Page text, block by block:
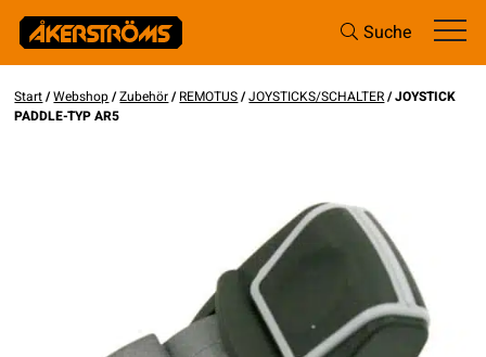
Suche
Start/Webshop/Zubehör/REMOTUS/JOYSTICKS/SCHALTER/ JOYSTICK
PADDLE-TYP AR5